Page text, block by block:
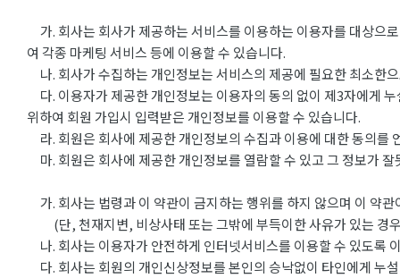
가. 회사는 회사가 제공하는 서비스를 이용하는 이용자를 대상으
여 각종 마케팅 서비스 등에 이용할 수 있습니다.
나. 회사가 수집하는 개인정보는 서비스의 제공에 필요한 최소한
다. 이용자가 제공한 개인정보는 이용자의 동의 없이 제3자에게
위하여 회원 가입시 입력받은 개인정보를 이용할 수 있습니다.
라. 회원은 회사에 제공한 개인정보의 수집과 이용에 대한 동의를
마. 회원은 회사에 제공한 개인정보를 열람할 수 있고 그 정보가
가. 회사는 법령과 이 약관이 금지하는 행위를 하지 않으며 이 약
(단, 천재지변, 비상사태 또는 그밖에 부득이한 사유가 있는 경
나. 회사는 이용자가 안전하게 인터넷서비스를 이용할 수 있도록
다. 회사는 회원의 개인신상정보를 본인의 승낙없이 타인에게 누